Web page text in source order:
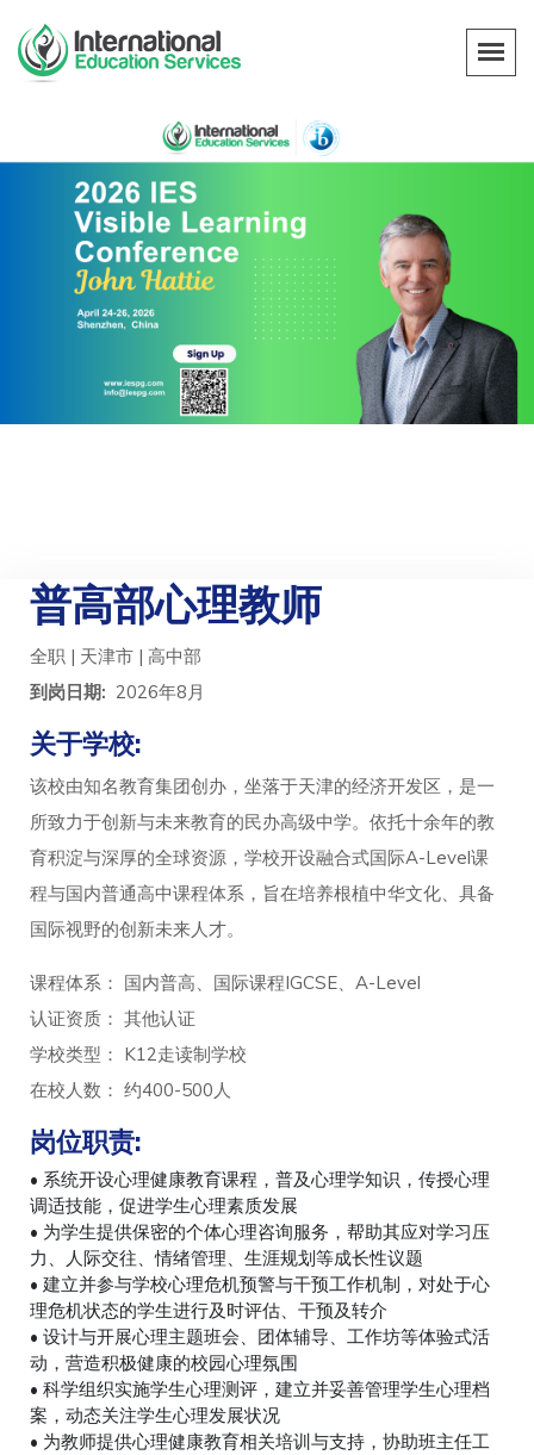
普高部心理教师
全职 | 天津市 | 高中部
到岗日期: 2026年8月
关于学校:
该校由知名教育集团创办，坐落于天津的经济开发区，是一
所致力于创新与未来教育的民办高级中学。依托十余年的教
育积淀与深厚的全球资源，学校开设融合式国际A-Level课
程与国内普通高中课程体系，旨在培养根植中华文化、具备
国际视野的创新未来人才。
课程体系： 国内普高、国际课程IGCSE、A-Level
认证资质： 其他认证
学校类型： K12走读制学校
在校人数： 约400-500人
岗位职责:
• 系统开设心理健康教育课程，普及心理学知识，传授心理
调适技能，促进学生心理素质发展
• 为学生提供保密的个体心理咨询服务，帮助其应对学习压
力、人际交往、情绪管理、生涯规划等成长性议题
• 建立并参与学校心理危机预警与干预工作机制，对处于心
理危机状态的学生进行及时评估、干预及转介
• 设计与开展心理主题班会、团体辅导、工作坊等体验式活
动，营造积极健康的校园心理氛围
• 科学组织实施学生心理测评，建立并妥善管理学生心理档
案，动态关注学生心理发展状况
• 为教师提供心理健康教育相关培训与支持，协助班主任工